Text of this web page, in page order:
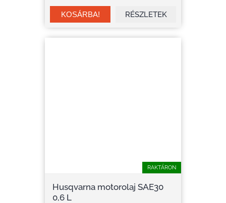
RÉSZLETEK
RAKTÁRON
Husqvarna motorolaj SAE30
0,6 L